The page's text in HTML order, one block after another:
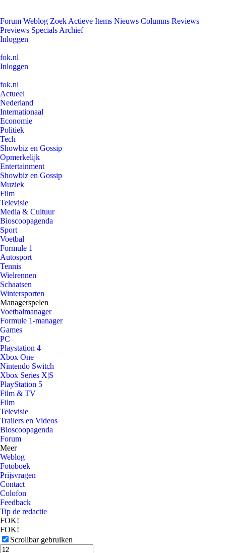
Forum Weblog Zoek Actieve Items Nieuws Columns Reviews
Previews Specials Archief
Inloggen
fok.nl
Inloggen
fok.nl
Actueel
Nederland
Internationaal
Economie
Politiek
Tech
Showbiz en Gossip
Opmerkelijk
Entertainment
Showbiz en Gossip
Muziek
Film
Televisie
Media & Cultuur
Bioscoopagenda
Sport
Voetbal
Formule 1
Autosport
Tennis
Wielrennen
Schaatsen
Wintersporten
Managerspelen
Voetbalmanager
Formule 1-manager
Games
PC
Playstation 4
Xbox One
Nintendo Switch
Xbox Series X|S
PlayStation 5
Film & TV
Film
Televisie
Trailers en Videos
Bioscoopagenda
Forum
Meer
Weblog
Fotoboek
Prijsvragen
Contact
Colofon
Feedback
Tip de redactie
FOK!
FOK!
Scrollbar gebruiken